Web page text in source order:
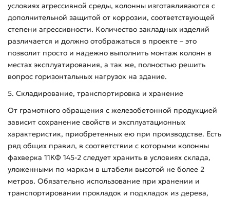
условиях агрессивной среды, колонны изготавливаются с
дополнительной защитой от коррозии, соответствующей
степени агрессивности. Количество закладных изделий
различается и должно отображаться в проекте – это
позволит просто и надежно выполнить монтаж колонн в
местах эксплуатирования, а так же, полностью решить
вопрос горизонтальных нагрузок на здание.
5. Складирование, транспортировка и хранение
От грамотного обращения с железобетонной продукцией
зависит сохранение свойств и эксплуатационных
характеристик, приобретенных ею при производстве. Есть
ряд общих правил, в соответствии с которыми колонны
фахверка 11КФ 145-2 следует хранить в условиях склада,
уложенными по маркам в штабели высотой не более 2
метров. Обязательно использование при хранении и
транспортировании прокладок и подкладок из дерева,